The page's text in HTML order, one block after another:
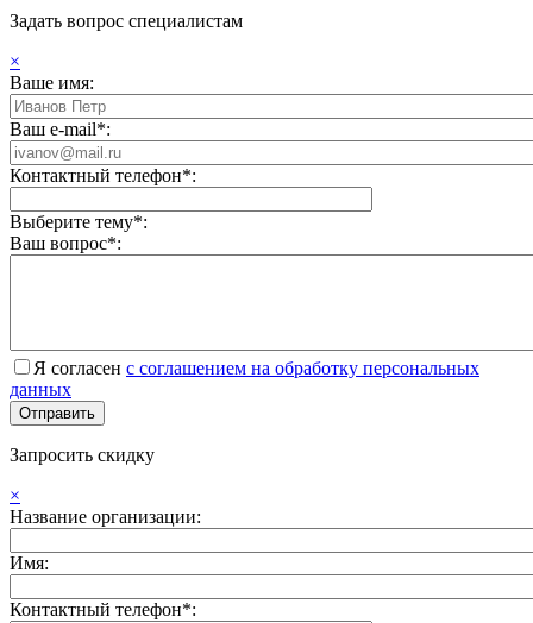
Задать вопрос специалистам
×
Ваше имя:
Ваш e-mail*:
Контактный телефон*:
Выберите тему*:
Ваш вопрос*:
Я согласен с соглашением на обработку персональных
данных
Запросить скидку
×
Название организации:
Имя:
Контактный телефон*: